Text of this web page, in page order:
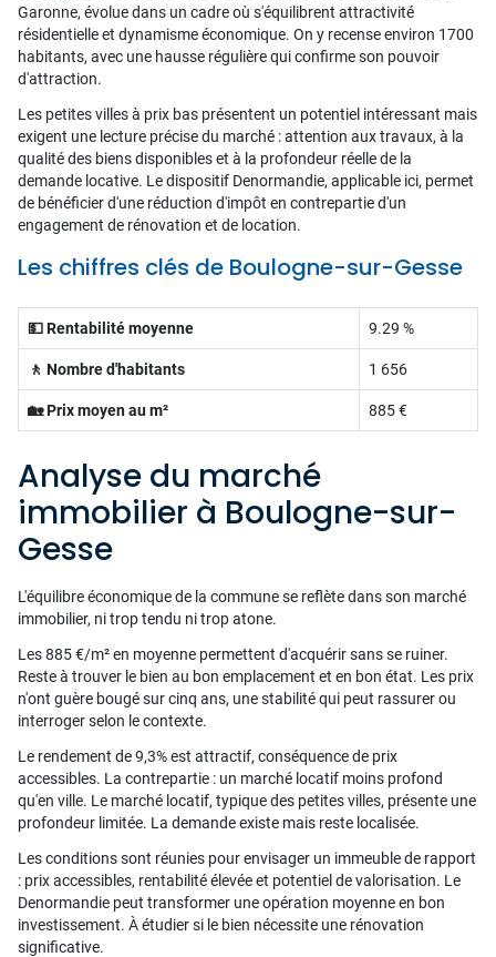
Garonne, évolue dans un cadre où s'équilibrent attractivité
résidentielle et dynamisme économique. On y recense environ 1700
habitants, avec une hausse régulière qui confirme son pouvoir
d'attraction.
Les petites villes à prix bas présentent un potentiel intéressant mais
exigent une lecture précise du marché : attention aux travaux, à la
qualité des biens disponibles et à la profondeur réelle de la
demande locative. Le dispositif Denormandie, applicable ici, permet
de bénéficier d'une réduction d'impôt en contrepartie d'un
engagement de rénovation et de location.
Les chiffres clés de Boulogne-sur-Gesse
💵 Rentabilité moyenne 9.29 %
🚶 Nombre d'habitants 1 656
🏡 Prix moyen au m² 885 €
Analyse du marché
immobilier à Boulogne-sur-
Gesse
L'équilibre économique de la commune se reflète dans son marché
immobilier, ni trop tendu ni trop atone.
Les 885 €/m² en moyenne permettent d'acquérir sans se ruiner.
Reste à trouver le bien au bon emplacement et en bon état. Les prix
n'ont guère bougé sur cinq ans, une stabilité qui peut rassurer ou
interroger selon le contexte.
Le rendement de 9,3% est attractif, conséquence de prix
accessibles. La contrepartie : un marché locatif moins profond
qu'en ville. Le marché locatif, typique des petites villes, présente une
profondeur limitée. La demande existe mais reste localisée.
Les conditions sont réunies pour envisager un immeuble de rapport
: prix accessibles, rentabilité élevée et potentiel de valorisation. Le
Denormandie peut transformer une opération moyenne en bon
investissement. À étudier si le bien nécessite une rénovation
significative.